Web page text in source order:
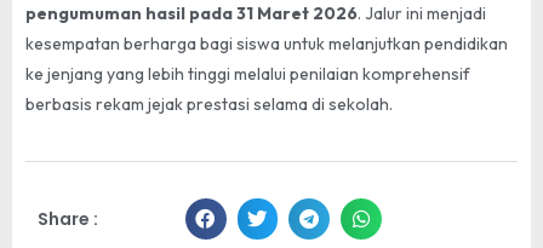
pengumuman hasil pada 31 Maret 2026. Jalur ini menjadi
kesempatan berharga bagi siswa untuk melanjutkan pendidikan
ke jenjang yang lebih tinggi melalui penilaian komprehensif
berbasis rekam jejak prestasi selama di sekolah.
Share :